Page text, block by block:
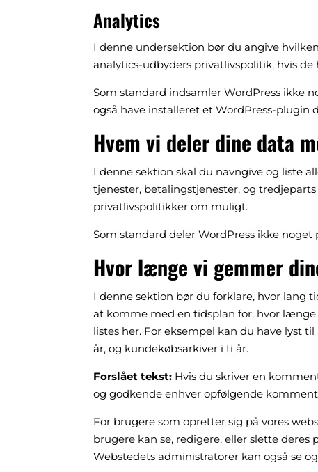
Analytics
I denne undersektion bør du angive
analytics-udbyders privatlivspolitik, hvis de
Som standard indsamler WordPress ikke
også have installeret et WordPress-
Hvem vi deler dine data
I denne sektion skal du navngive og liste
tjenester, betalingstjenester, og
privatlivspolitikker om muligt.
Som standard deler WordPress ikke noget
Hvor længe vi gemmer
I denne sektion bør du forklare, hvor lang
at komme med en tidsplan for, hvor
listes her. For eksempel kan du have lyst
år, og kundekøbsarkiver i ti år.
Forslået tekst: Hvis du skriver en
og godkende enhver opfølgende
For brugere som opretter sig på vores
brugere kan se, redigere, eller slette
Webstedets administratorer kan også se